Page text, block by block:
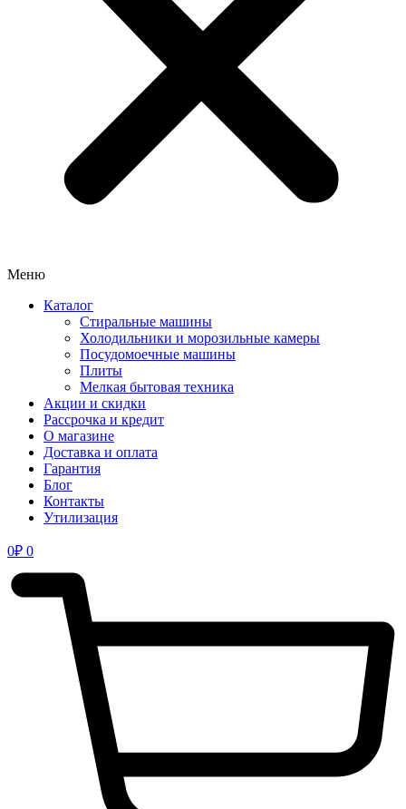
Меню
Каталог
Стиральные машины
Холодильники и морозильные камеры
Посудомоечные машины
Плиты
Мелкая бытовая техника
Акции и скидки
Рассрочка и кредит
О магазине
Доставка и оплата
Гарантия
Блог
Контакты
Утилизация
0₽ 0